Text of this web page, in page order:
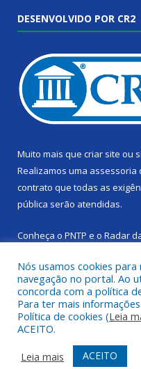
DESENVOLVIDO POR CR2
Muito mais que criar site ou
Realizamos uma assessoria
contrato que todas as
pública serão atendidas.
Conheça o PNTP e o Radar
Todos os direitos
Mapa do Site
Acessar
Nós usamos cookies
navegação no portal. Ao
concorda com a política
Para ter mais
Política de cookies (Leia
ACEITO.
Leia mais
ACEITO